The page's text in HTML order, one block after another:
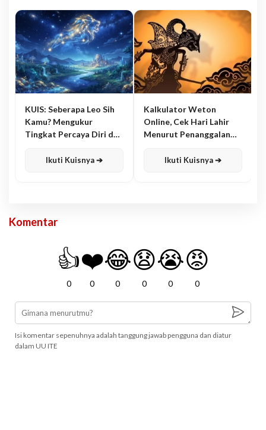
KUIS: Seberapa Leo Sih
Kamu? Mengukur
Tingkat Percaya Diri dan
Ikuti Kuisnya ➔
Kalkulator Weton
Online, Cek Hari Lahir
Menurut Penanggalan
Ikuti Kuisnya ➔
Komentar
👍
0
❤️
0
😂
0
😧
0
😭
0
😡
0
Isi komentar sepenuhnya adalah tanggung jawab pengguna dan diatur
dalam UU ITE